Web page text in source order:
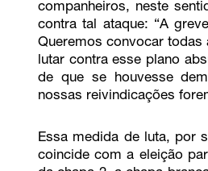
companheiros, neste
contra tal ataque: “A
Queremos convocar todas
lutar contra esse plano
de que se houvesse
nossas reivindicações
Essa medida de luta, por
coincide com a eleição